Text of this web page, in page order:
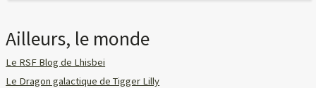
Ailleurs, le monde
Le RSF Blog de Lhisbei
Le Dragon galactique de Tigger Lilly